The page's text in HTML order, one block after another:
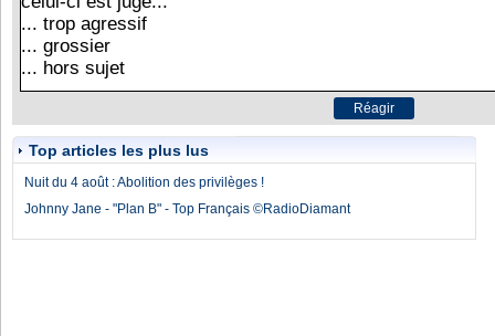
Top articles les plus lus
Nuit du 4 août : Abolition des privilèges !
Johnny Jane - "Plan B" - Top Français ©RadioDiamant